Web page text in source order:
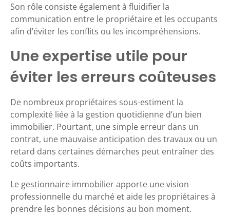
Son rôle consiste également à fluidifier la
communication entre le propriétaire et les occupants
afin d’éviter les conflits ou les incompréhensions.
Une expertise utile pour
éviter les erreurs coûteuses
De nombreux propriétaires sous-estiment la
complexité liée à la gestion quotidienne d’un bien
immobilier. Pourtant, une simple erreur dans un
contrat, une mauvaise anticipation des travaux ou un
retard dans certaines démarches peut entraîner des
coûts importants.
Le gestionnaire immobilier apporte une vision
professionnelle du marché et aide les propriétaires à
prendre les bonnes décisions au bon moment.